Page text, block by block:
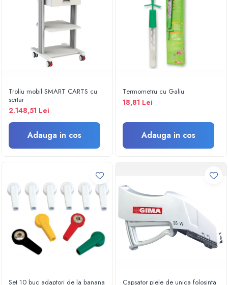
Set ORL/Oftalmo
Lampi examinare
Testare reflexe
Lampi cu infrarosu
Electroencefalografe
Stetoscoape
Tensiometre
Oftalmoscoape
Otoscoape
Ingrijirea sanatatii
Aparate masaj
Cantare
Glucometre
Ingrijire personala
Perne si paturi electrice
Troliu mobil SMART CARTS cu
sertar
2.148,51 Lei
Adauga in cos
Termometru cu Galiu
18,81 Lei
Adauga in cos
Set 10 buc adaptori de la banana Capsator piele de unica folosinta